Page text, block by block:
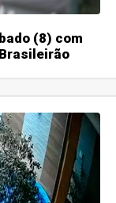
(8) com